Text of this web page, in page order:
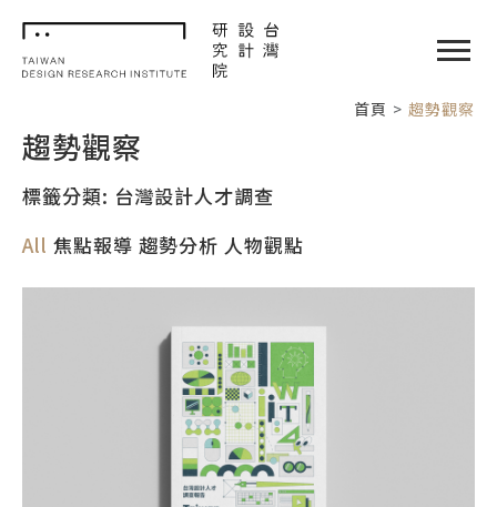
TDRI
單
首頁 趨勢觀察
趨勢觀察
標籤分類: 台灣設計人才調查
All 焦點報導 趨勢分析 人物觀點